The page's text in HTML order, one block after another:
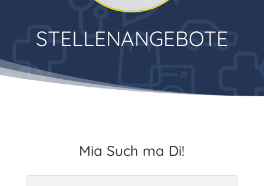
STELLENANGEBOTE
Mia Such ma Di!